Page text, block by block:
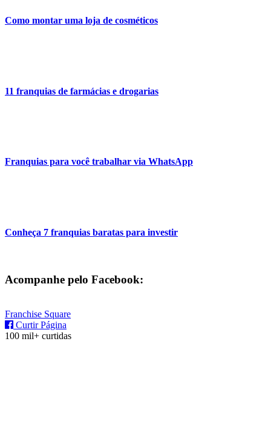
Como montar uma loja de cosméticos
11 franquias de farmácias e drogarias
Franquias para você trabalhar via WhatsApp
Conheça 7 franquias baratas para investir
Acompanhe pelo Facebook:
Franchise Square
Curtir Página
100 mil+ curtidas